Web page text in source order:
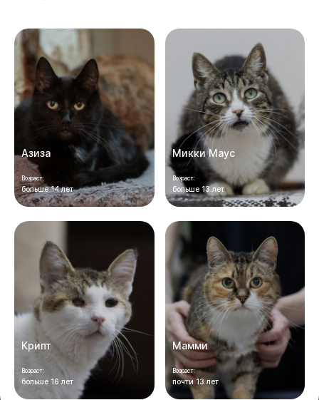
Азиза
Возраст:
больше 14 лет
Микки Маус
Возраст:
больше 13 лет
Крипт
Возраст:
больше 16 лет
Мамми
Возраст:
почти 13 лет